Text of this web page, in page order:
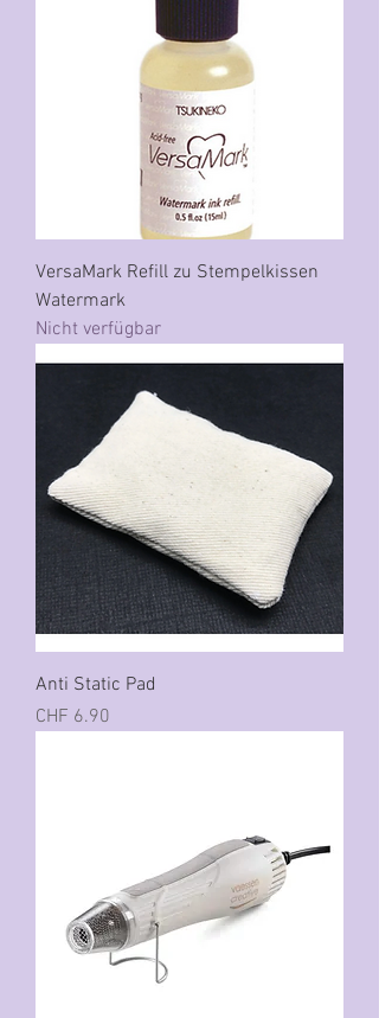
VersaMark Refill zu Stempelkissen
Watermark
Nicht verfügbar
Anti Static Pad
Preis
CHF 6.90